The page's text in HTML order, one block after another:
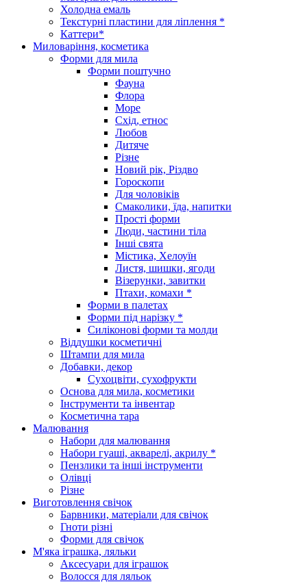
Холодна емаль
Текстурні пластини для ліплення *
Каттери*
Миловаріння, косметика
Форми для мила
Форми поштучно
Фауна
Флора
Море
Схід, етнос
Любов
Дитяче
Різне
Новий рік, Різдво
Гороскопи
Для чоловіків
Смаколики, їда, напитки
Прості форми
Люди, частини тіла
Інші свята
Містика, Хелоуїн
Листя, шишки, ягоди
Візерунки, завитки
Птахи, комахи *
Форми в палетах
Форми під нарізку *
Силіконові форми та молди
Віддушки косметичні
Штампи для мила
Добавки, декор
Сухоцвіти, сухофрукти
Основа для мила, косметики
Інструменти та інвентар
Косметична тара
Малювання
Набори для малювання
Набори гуаші, акварелі, акрилу *
Пензлики та інші інструменти
Олівці
Різне
Виготовлення свічок
Барвники, матеріали для свічок
Гноти різні
Форми для свічок
М'яка іграшка, ляльки
Аксесуари для іграшок
Волосся для ляльок